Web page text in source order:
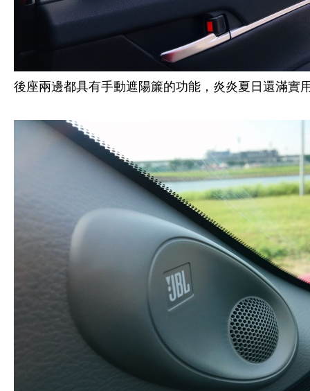
後座兩邊都具有手動遮陽簾的功能，炎炎夏日還滿實